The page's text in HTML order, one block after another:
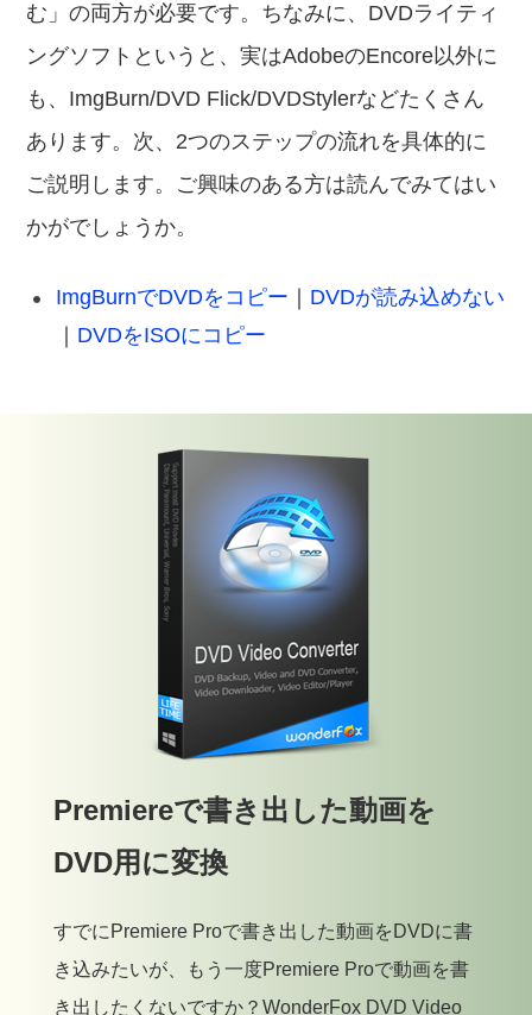
む」の両方が必要です。ちなみに、DVDライティ
ングソフトというと、実はAdobeのEncore以外に
も、ImgBurn/DVD Flick/DVDStylerなどたくさん
あります。次、2つのステップの流れを具体的に
ご説明します。ご興味のある方は読んでみてはい
かがでしょうか。
ImgBurnでDVDをコピー
DVDが読み込めない
DVDをISOにコピー
Premiereで書き出した動画を
DVD用に変換
すでにPremiere Proで書き出した動画をDVDに書
き込みたいが、もう一度Premiere Proで動画を書
き出したくないですか？WonderFox DVD Video